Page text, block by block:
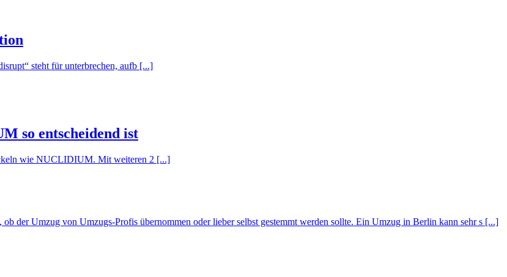
steht für unterbrechen, aufb [...]
so entscheidend ist
wie NUCLIDIUM. Mit weiteren 2 [...]
der Umzug von Umzugs-Profis übernommen oder lieber selbst gestemmt werden sollte. Ein Umzug in Berlin kann sehr s [...]